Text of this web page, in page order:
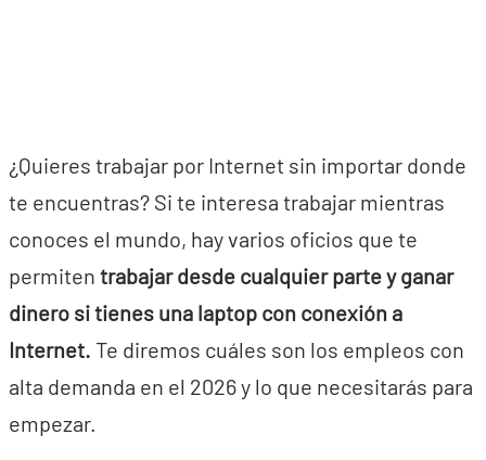
¿Quieres trabajar por Internet sin importar donde
te encuentras? Si te interesa trabajar mientras
conoces el mundo, hay varios oficios que te
permiten trabajar desde cualquier parte y ganar
dinero si tienes una laptop con conexión a
Internet. Te diremos cuáles son los empleos con
alta demanda en el 2026 y lo que necesitarás para
empezar.